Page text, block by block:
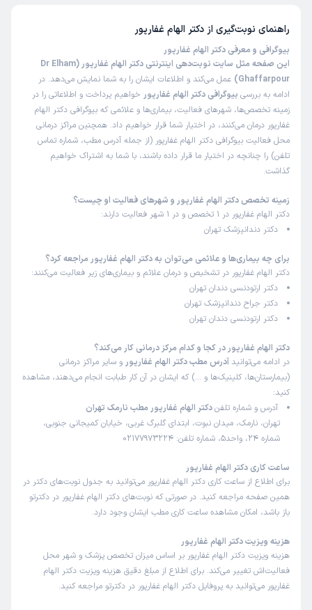
راهنمای نوبت‌گیری از دکتر الهام غفارپور
بیوگرافی و معرفی دکتر الهام غفارپور
این صفحه مثل سایت نوبت‌دهی اینترنتی دکتر الهام غفارپور (Dr Elham
Ghaffarpour)
عمل می‌کند و اطلاعات ایشان را به شما نمایش می‌دهد. در
ادامه به بررسی بیوگرافی دکتر الهام غفارپور خواهیم پرداخت و اطلاعاتی را در
زمینه تخصص‌ها، شهرهای فعالیت، بیماری‌ها و علائمی که بیوگرافی دکتر الهام
غفارپور درمان می‌کنند، در اختیار شما قرار خواهیم داد. همچنین مراکز درمانی
محل فعالیت بیوگرافی دکتر الهام غفارپور (از جمله آدرس مطب، شماره تماس
تلفن) را چنانچه در اختیار ما قرار داده باشند، با شما به اشتراک خواهیم
گذاشت.
زمینه تخصص دکتر الهام غفارپور و شهرهای فعالیت او چیست؟
دکتر الهام غفارپور در 1 تخصص و در 1 شهر فعالیت دارند:
دکتر دندانپزشک تهران
برای چه بیماری‌ها و علائمی می‌توان به دکتر الهام غفارپور مراجعه کرد؟
دکتر الهام غفارپور در تشخیص و درمان علائم و بیماری‌های زیر فعالیت می‌کنند:
دکتر ارتودنسی دندان تهران
دکتر جراح دندانپزشک تهران
دکتر ارتودنسی دندان تهران
دکتر الهام غفارپور در کجا و کدام مرکز درمانی کار می‌کند؟
در ادامه می‌توانید آدرس مطب دکتر الهام غفارپور و سایر مراکز درمانی
(بیمارستان‌ها، کلینیک‌ها و …) که ایشان در آن کار طبابت انجام می‌دهند، مشاهده
کنید:
آدرس و شماره تلفندکتر الهام غفارپور مطب نارمک تهران
تهران، نارمک، میدان نبوت، ابتدای گلبرگ غربی، خیابان کمیجانی جنوبی،
شماره 24، واحد5، شماره تلفن: 02177973224
ساعت کاری دکتر الهام غفارپور
برای اطلاع از ساعت کاری دکتر الهام غفارپور می‌توانید به جدول نوبت‌های دکتر در
همین صفحه مراجعه کنید. در صورتی که نوبت‌های دکتر الهام غفارپور در دکترتو
باز باشد، امکان مشاهده ساعت کاری مطب ایشان وجود دارد.
هزینه ویزیت دکتر الهام غفارپور
هزینه ویزیت دکتر الهام غفارپور بر اساس میزان تخصص پزشک و شهر محل
فعالیت‌اش تغییر می‌کند. برای اطلاع از مبلغ دقیق هزینه ویزیت دکتر الهام
غفارپور می‌توانید به پروفایل دکتر الهام غفارپور در دکترتو مراجعه کنید.